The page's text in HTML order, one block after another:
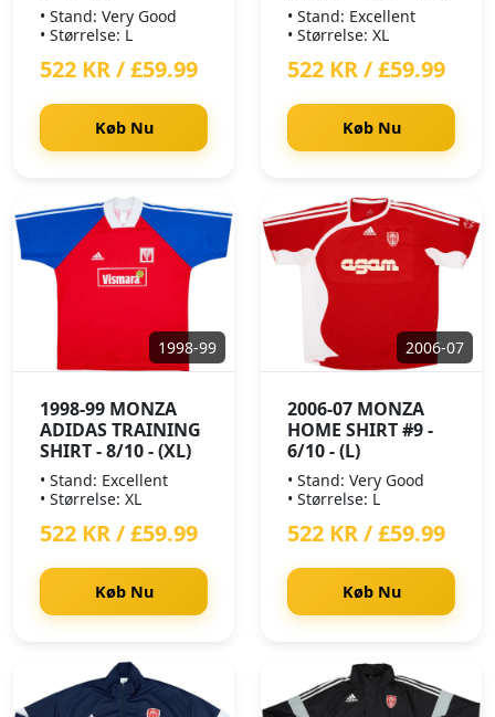
• Stand: Very Good
• Størrelse: L
522 KR / £59.99
Køb Nu
• Stand: Excellent
• Størrelse: XL
522 KR / £59.99
Køb Nu
1998-99
1998-99 MONZA
ADIDAS TRAINING
SHIRT - 8/10 - (XL)
• Stand: Excellent
• Størrelse: XL
522 KR / £59.99
Køb Nu
2006-07
2006-07 MONZA
HOME SHIRT #9 -
6/10 - (L)
• Stand: Very Good
• Størrelse: L
522 KR / £59.99
Køb Nu